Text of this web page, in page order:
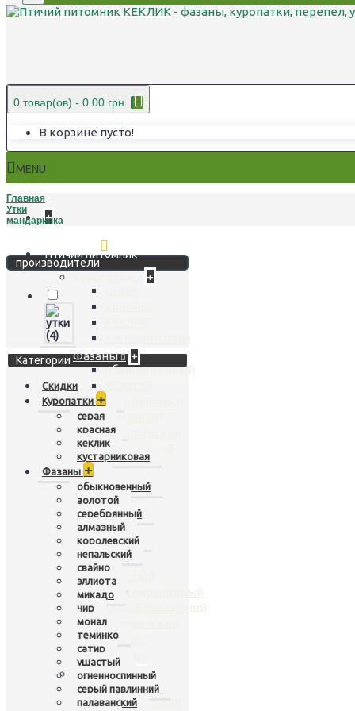
0 товар(ов) - 0.00 грн.
В корзине пусто!
MENU
+
Птичий питомник
+
Фазаны
+
обыкновенный
серебрянный
королевский
непальский
свайно
эллиота
микадо
чир
монал
теминко
сатир
ушастый
огненноспинный
палаванский
коклас
хьюма
Павлины
+
индийский
черноплечий
Главная
Утки
мандаринка
производители
Категории
Скидки
Куропатки +
серая
красная
кеклик
кустарниковая
Фазаны +
обыкновенный
золотой
серебрянный
алмазный
королевский
непальский
свайно
эллиота
микадо
чир
монал
теминко
сатир
ушастый
огненноспинный
серый павлинний
палаванский